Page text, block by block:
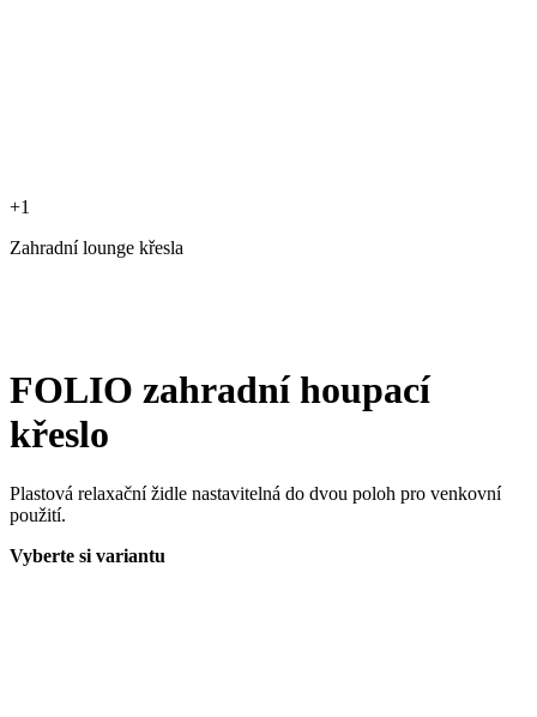
+1
Zahradní lounge křesla
FOLIO zahradní houpací
křeslo
Plastová relaxační židle nastavitelná do dvou poloh pro venkovní
použití.
Vyberte si variantu